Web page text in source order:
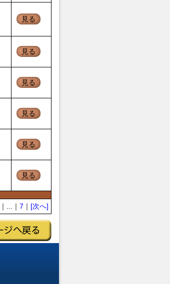
見る
見る
見る
見る
見る
見る
｜...｜ 7 ｜ [次へ]